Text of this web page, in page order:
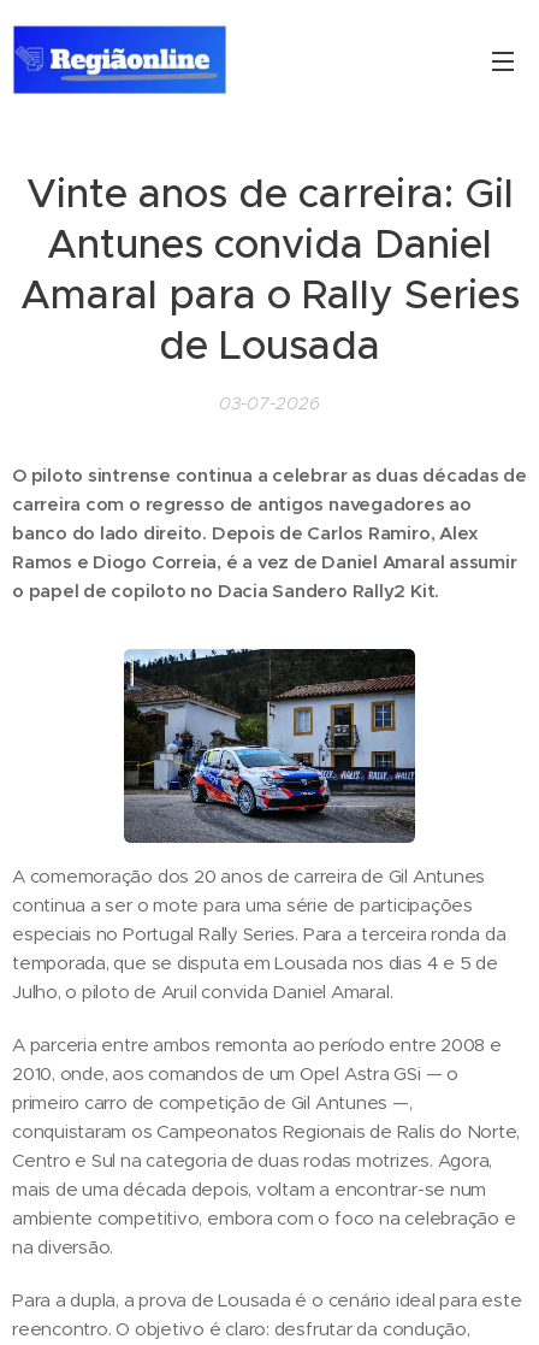
Vinte anos de carreira: Gil
Antunes convida Daniel
Amaral para o Rally Series
de Lousada
03-07-2026
O piloto sintrense continua a celebrar as duas décadas de
carreira com o regresso de antigos navegadores ao
banco do lado direito. Depois de Carlos Ramiro, Alex
Ramos e Diogo Correia, é a vez de Daniel Amaral assumir
o papel de copiloto no Dacia Sandero Rally2 Kit.
A comemoração dos 20 anos de carreira de Gil Antunes
continua a ser o mote para uma série de participações
especiais no Portugal Rally Series. Para a terceira ronda da
temporada, que se disputa em Lousada nos dias 4 e 5 de
Julho, o piloto de Aruil convida Daniel Amaral.
A parceria entre ambos remonta ao período entre 2008 e
2010, onde, aos comandos de um Opel Astra GSi — o
primeiro carro de competição de Gil Antunes —,
conquistaram os Campeonatos Regionais de Ralis do Norte,
Centro e Sul na categoria de duas rodas motrizes. Agora,
mais de uma década depois, voltam a encontrar-se num
ambiente competitivo, embora com o foco na celebração e
na diversão.
Para a dupla, a prova de Lousada é o cenário ideal para este
reencontro. O objetivo é claro: desfrutar da condução,